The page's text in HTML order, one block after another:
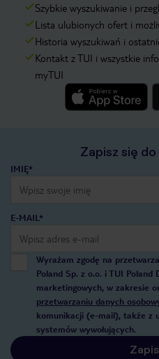
Szybkie wyszukiwanie i
Lista ulubionych ofert i
Historia wyszukiwań i
Kontakt z TUI i wszystkie
myTUI
Zapisz się
IMIĘ*
E-MAIL*
Wyrażam zgodę na
Poland Sp. z o.o. i TUI
marketingowych, w zakresie
przetwarzaniu danych
komunikacji (e-mail), także z
systemów wywołujących.